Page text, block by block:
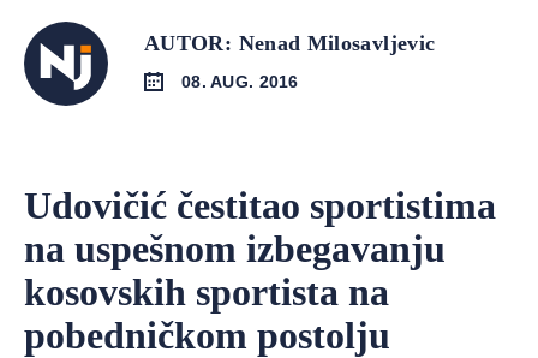
AUTOR: Nenad Milosavljevic
08. AUG. 2016
Udovičić čestitao sportistima
na uspešnom izbegavanju
kosovskih sportista na
pobedničkom postolju